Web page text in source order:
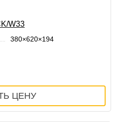
W33
380×620×194